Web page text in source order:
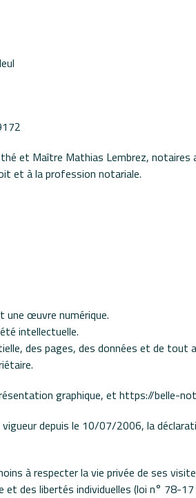
et Maître Mathias Lembrez, notaires
et à la profession notariale.
œuvre numérique.
intellectuelle.
des pages, des données et de
graphique, et https://belle-
depuis le 10/07/2006, la
à respecter la vie privée de ses
des libertés individuelles (loi n° 78-